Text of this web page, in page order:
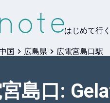
はじめて行
国 広島県 広電宮島口駅
島口: